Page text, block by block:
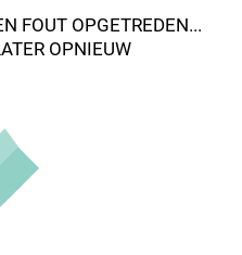
FOUT OPGETREDEN...
OPNIEUW